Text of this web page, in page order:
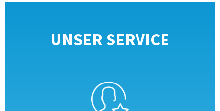
UNSER SERVICE